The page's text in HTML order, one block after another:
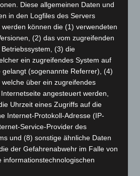
– wie bisher – während der
in den Innenräumen eine
FFP2, KN95 oder
gibt es erste Lockerungen der
(§ 16). Ab Montag, 21. März 2022,
die sogenannte
im Primarbereich
Förderschulen) darf während des
Nasen-Bedeckung (Maske) am
werden, wenn alle Kinder ihre
haben. Wenn allerdings der
Mitgliedes der Gruppe
Diese allgemeinen Daten und
in den Logfiles des Servers
können die (1) verwendeten
(2) das vom zugreifenden
(3) die
ein zugreifendes System auf
gelangt (sogenannte Referrer), (4)
über ein zugreifendes
angesteuert werden,
Uhrzeit eines Zugriffs auf die
Internet-Protokoll-Adresse (IP-
Service-Provider des
und (8) sonstige ähnliche Daten
der Gefahrenabwehr im Falle von
informationstechnologischen